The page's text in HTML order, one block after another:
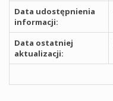
Data udostępnienia
informacji:
Data ostatniej
aktualizacji: